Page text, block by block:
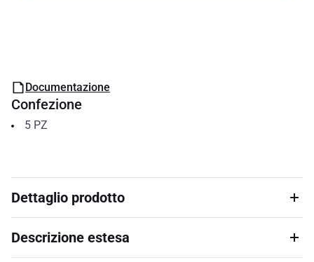
Documentazione
Confezione
5 PZ
Dettaglio prodotto
Descrizione estesa